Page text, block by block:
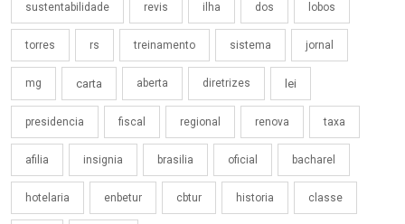
sustentabilidade revis ilha dos lobos
torres rs treinamento sistema jornal
mg carta aberta diretrizes lei
presidencia fiscal regional renova taxa
afilia insignia brasilia oficial bacharel
hotelaria enbetur cbtur historia classe